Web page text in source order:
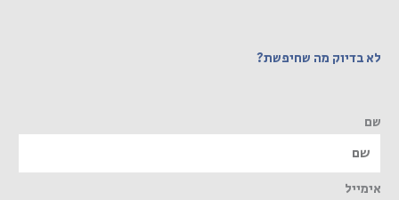
לא בדיוק מה שחיפשת?
שם
אימייל